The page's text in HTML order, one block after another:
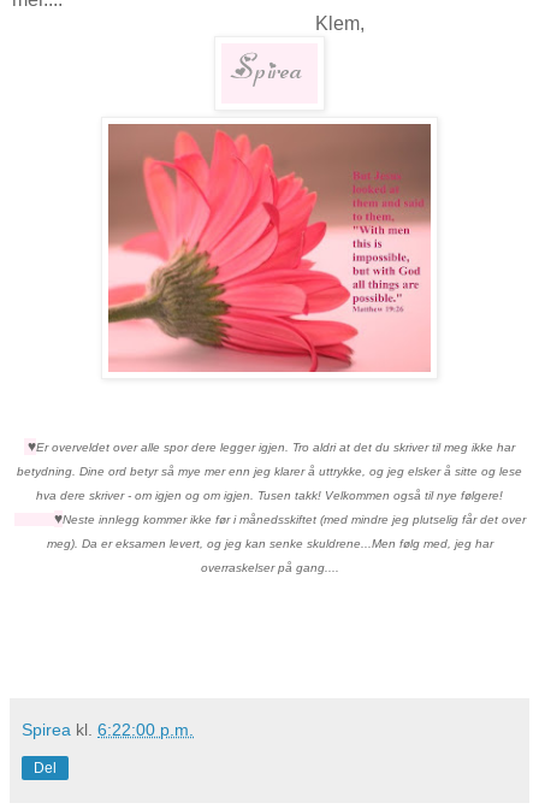
Klem,
♥Er overveldet over alle spor dere legger igjen. Tro aldri at det du skriver til meg ikke har
betydning. Dine ord betyr så mye mer enn jeg klarer å uttrykke, og jeg elsker å sitte og lese
hva dere skriver - om igjen og om igjen. Tusen takk! Velkommen også til nye følgere!
♥Neste innlegg kommer ikke før i månedsskiftet (med mindre jeg plutselig får det over
meg). Da er eksamen levert, og jeg kan senke skuldrene...Men følg med, jeg har
overraskelser på gang....
Spirea kl. 6:22:00 p.m.
Del